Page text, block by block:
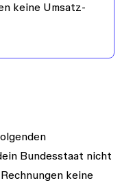
keine Umsatz-
Bundesstaat nicht
keine